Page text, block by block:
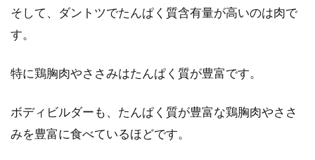
そして、ダントツでたんぱく質含有量が高いのは肉で
す。
特に鶏胸肉やささみはたんぱく質が豊富です。
ボディビルダーも、たんぱく質が豊富な鶏胸肉やささ
みを豊富に食べているほどです。